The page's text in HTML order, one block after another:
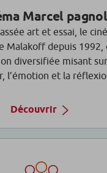
Marcel pagnol
art et essai, le
Malakoff depuis
diversifiée misant
l’émotion et la
Découvrir